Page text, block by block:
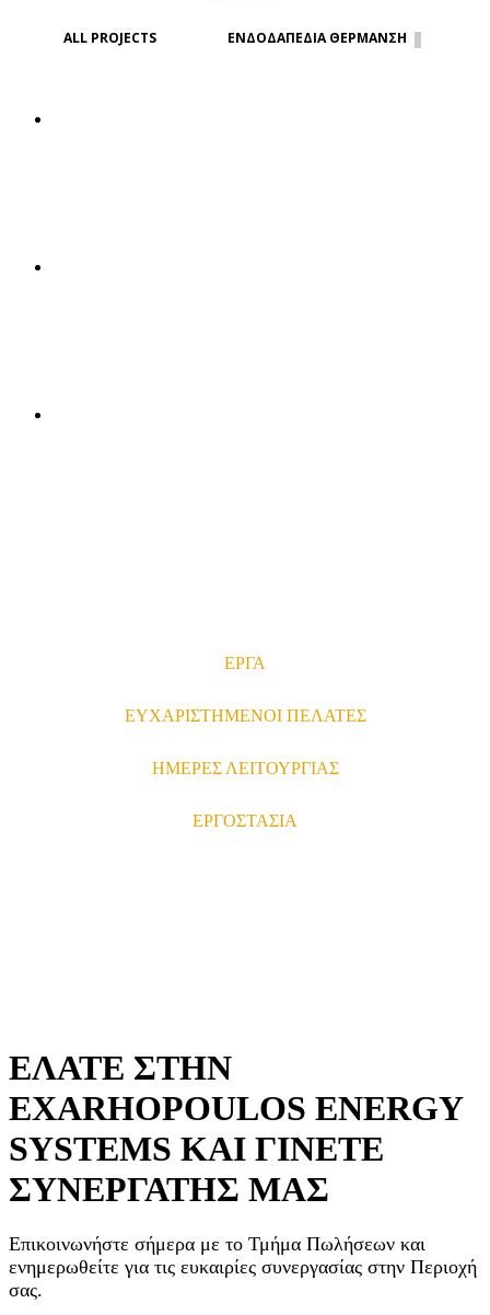
ALL PROJECTS ΕΝΔΟΔΑΠΕΔΙΑ ΘΕΡΜΑΝΣΗ
ΕΡΓΑ
ΕΥΧΑΡΙΣΤΗΜΕΝΟΙ ΠΕΛΑΤΕΣ
ΗΜΕΡΕΣ ΛΕΙΤΟΥΡΓΙΑΣ
ΕΡΓΟΣΤΑΣΙΑ
ΕΛΑΤΕ ΣΤΗΝ
EXARHOPOULOS ENERGY
SYSTEMS ΚΑΙ ΓΙΝΕΤΕ
ΣΥΝΕΡΓΑΤΗΣ ΜΑΣ
Επικοινωνήστε σήμερα με το Τμήμα Πωλήσεων και
ενημερωθείτε για τις ευκαιρίες συνεργασίας στην Περιοχή
σας.